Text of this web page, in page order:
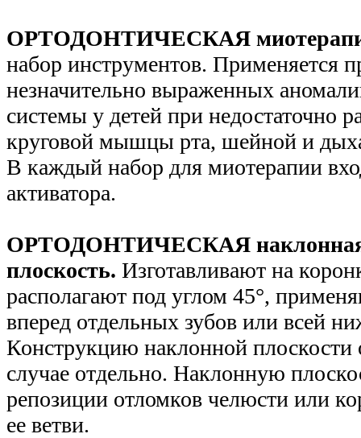
ОРТОДОНТИЧЕСКАЯ
набор инструментов. Применяется
незначительно выраженных
системы у детей при недостаточно
круговой мышцы рта, шейной и
В каждый набор для миотерапии
активатора.
ОРТОДОНТИЧЕСКАЯ
плоскость. Изготавливают на
располагают под углом 45°,
вперед отдельных зубов или всей
Конструкцию наклонной
случае отдельно. Наклонную
репозиции отломков челюсти или
ее ветви.